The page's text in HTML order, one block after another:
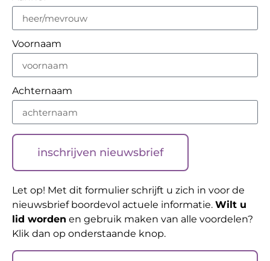
Voornaam
Achternaam
inschrijven nieuwsbrief
Let op! Met dit formulier schrijft u zich in voor de
nieuwsbrief boordevol actuele informatie. Wilt u
lid worden en gebruik maken van alle voordelen?
Klik dan op onderstaande knop.